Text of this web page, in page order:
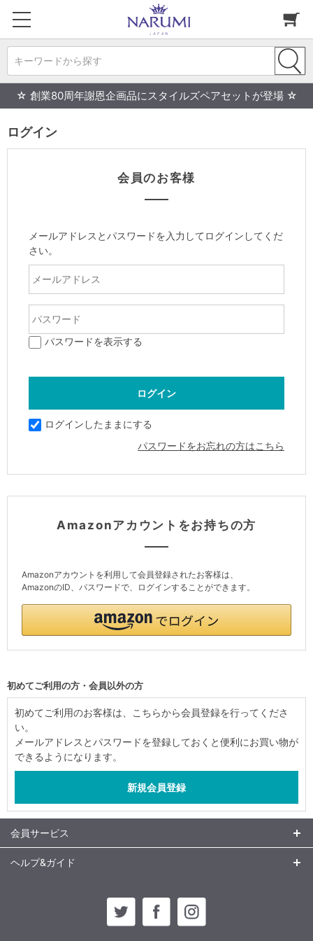
キーワードから探す
☆ 創業80周年謝恩企画品にスタイルズペアセットが登場 ☆
ログイン
会員のお客様
メールアドレスとパスワードを入力してログインしてくだ
さい。
パスワードを表示する
ログインしたままにする
パスワードをお忘れの方はこちら
Amazonアカウントをお持ちの方
Amazonアカウントを利用して会員登録されたお客様は、
AmazonのID、パスワードで、ログインすることができます。
初めてご利用の方・会員以外の方
初めてご利用のお客様は、こちらから会員登録を行ってくださ
い。
メールアドレスとパスワードを登録しておくと便利にお買い物が
できるようになります。
会員サービス
ヘルプ&ガイド